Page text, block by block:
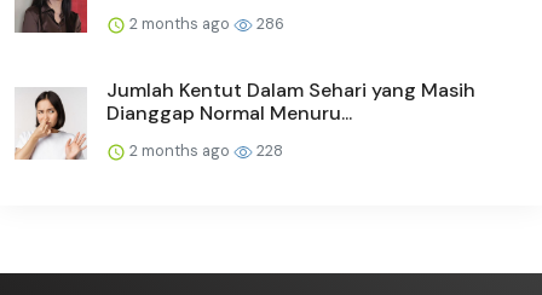
2 months ago 286
Jumlah Kentut Dalam Sehari yang Masih
Dianggap Normal Menuru...
2 months ago 228